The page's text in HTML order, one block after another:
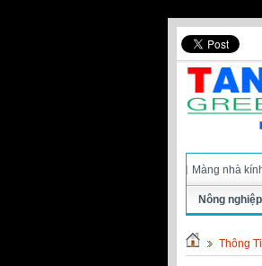
Màng nhà
Nông
Thông